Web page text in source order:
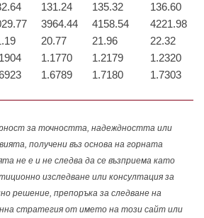
131.24 135.32
136.60
3964.44 4158.54
4221.98
20.77 21.96
22.32
1.1770 1.2179
1.2320
1.6789 1.7180 1.7303
за точността, надеждността или
получени въз основа на горната
не е и не следва да се възприема като
изследване или консултация за
решение, препоръка за следване на
стратегия от името на този сайт или